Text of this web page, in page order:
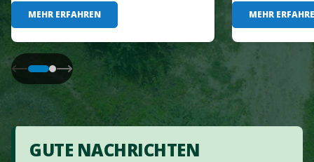
MEHR ERFAHREN MEHR
GUTE NACHRICHTEN